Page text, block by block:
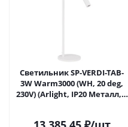
Светильник SP-VERDI-TAB-
3W Warm3000 (WH, 20 deg,
230V) (Arlight, IP20 Металл, 3